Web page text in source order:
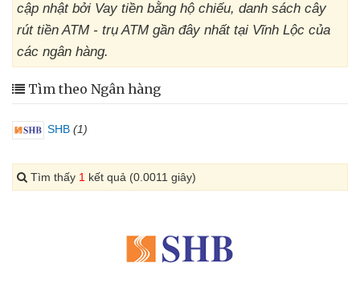
cập nhật bởi Vay tiền bằng hộ chiếu, danh sách cây
rút tiền ATM - trụ ATM gần đây nhất tại Vĩnh Lộc của
các ngân hàng.
Tìm theo Ngân hàng
SHB (1)
Tìm thấy 1 kết quả (0.0011 giây)